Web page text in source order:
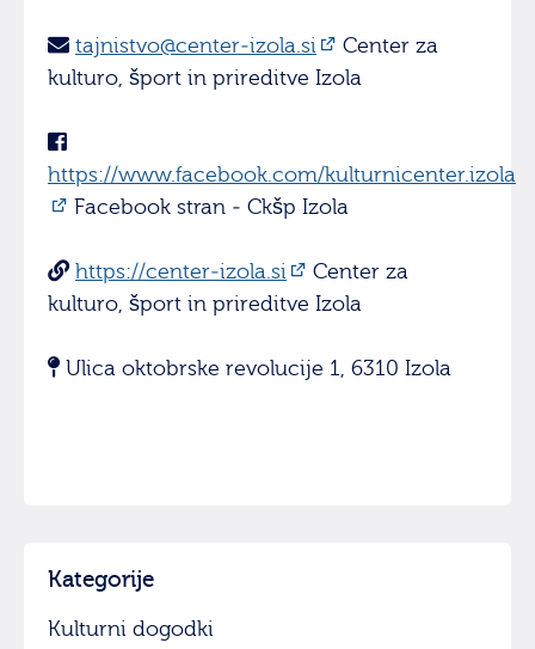
tajnistvo@center-izola.si
Center za
kulturo, šport in prireditve Izola
https://www.facebook.com/kulturnicenter.izola
Facebook stran - Ckšp Izola
https://center-izola.si
Center za
kulturo, šport in prireditve Izola
Ulica oktobrske revolucije 1, 6310 Izola
Kategorije
Kulturni dogodki